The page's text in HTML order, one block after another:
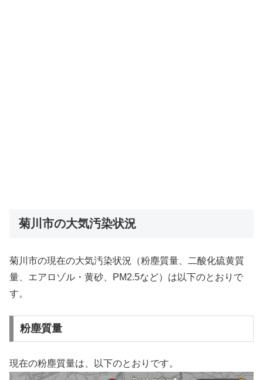
菊川市の大気汚染状況
菊川市の現在の大気汚染状況（粉塵質量、二酸化硫黄質
量、エアロゾル・黄砂、PM2.5など）は以下のとおりで
す。
粉塵質量
現在の粉塵質量は、以下のとおりです。